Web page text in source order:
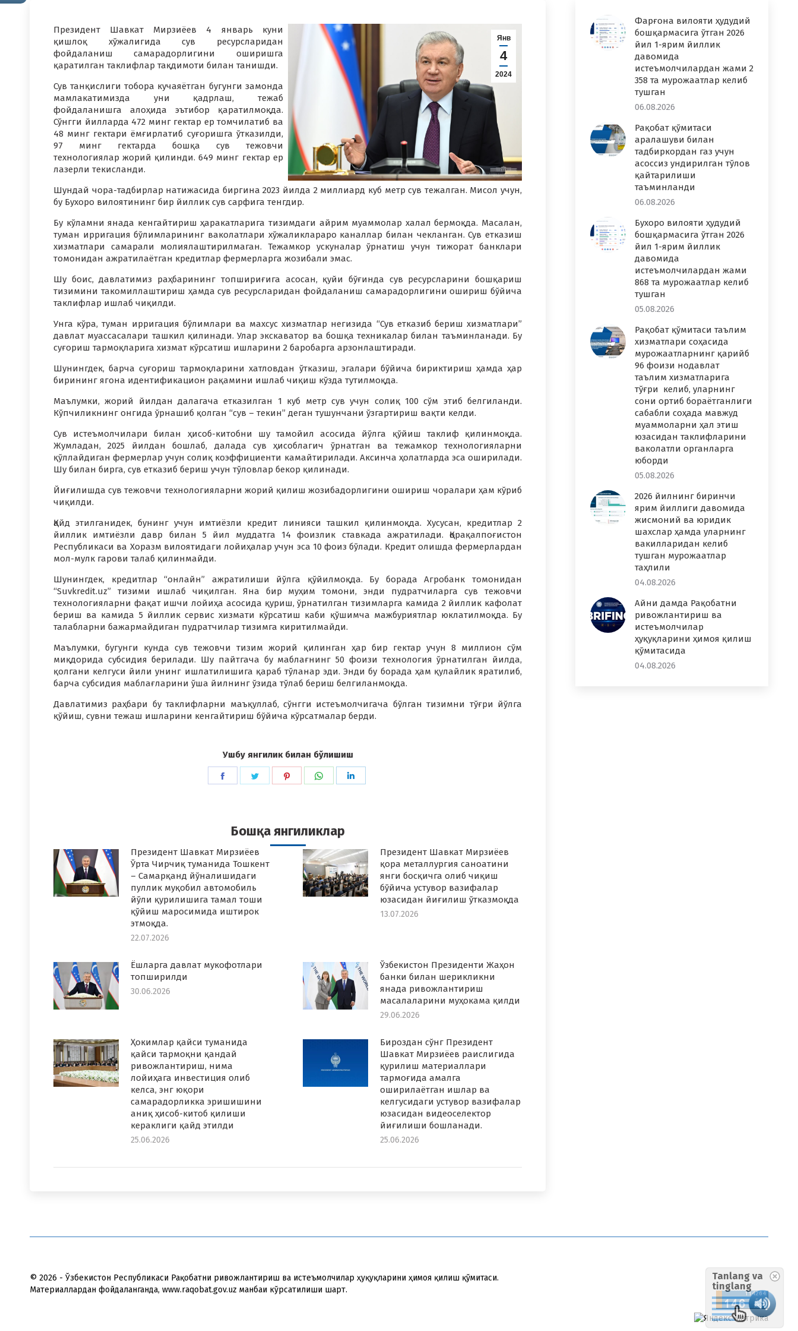
Янв
4
2024
Президент Шавкат Мирзиёев 4 январь куни
қишлоқ хўжалигида сув ресурсларидан
фойдаланиш самарадорлигини оширишга
қаратилган таклифлар тақдимоти билан танишди.
Сув танқислиги тобора кучаяётган бугунги замонда
мамлакатимизда уни қадрлаш, тежаб
фойдаланишга алоҳида эътибор қаратилмоқда.
Сўнгги йилларда 472 минг гектар ер томчилатиб ва
48 минг гектари ёмғирлатиб суғоришга ўтказилди,
97 минг гектарда бошқа сув тежовчи
технологиялар жорий қилинди. 649 минг гектар ер
лазерли текисланди.
Шундай чора-тадбирлар натижасида биргина 2023 йилда 2 миллиард куб метр сув тежалган. Мисол учун,
бу Бухоро вилоятининг бир йиллик сув сарфига тенгдир.
Бу кўламни янада кенгайтириш ҳаракатларига тизимдаги айрим муаммолар халал бермоқда. Масалан,
туман ирригация бўлимларининг ваколатлари хўжаликлараро каналлар билан чекланган. Сув етказиш
хизматлари самарали молиялаштирилмаган. Тежамкор ускуналар ўрнатиш учун тижорат банклари
томонидан ажратилаётган кредитлар фермерларга жозибали эмас.
Шу боис, давлатимиз раҳбарининг топшириғига асосан, қуйи бўғинда сув ресурсларини бошқариш
тизимини такомиллаштириш ҳамда сув ресурсларидан фойдаланиш самарадорлигини ошириш бўйича
таклифлар ишлаб чиқилди.
Унга кўра, туман ирригация бўлимлари ва махсус хизматлар негизида “Сув етказиб бериш хизматлари”
давлат муассасалари ташкил қилинади. Улар экскаватор ва бошқа техникалар билан таъминланади. Бу
суғориш тармоқларига хизмат кўрсатиш ишларини 2 баробарга арзонлаштиради.
Шунингдек, барча суғориш тармоқларини хатловдан ўтказиш, эгалари бўйича бириктириш ҳамда ҳар
бирининг ягона идентификацион рақамини ишлаб чиқиш кўзда тутилмоқда.
Маълумки, жорий йилдан далагача етказилган 1 куб метр сув учун солиқ 100 сўм этиб белгиланди.
Кўпчиликнинг онгида ўрнашиб қолган “сув – текин” деган тушунчани ўзгартириш вақти келди.
Сув истеъмолчилари билан ҳисоб-китобни шу тамойил асосида йўлга қўйиш таклиф қилинмоқда.
Жумладан, 2025 йилдан бошлаб, далада сув ҳисоблагич ўрнатган ва тежамкор технологияларни
қўллайдиган фермерлар учун солиқ коэффициенти камайтирилади. Аксинча ҳолатларда эса оширилади.
Шу билан бирга, сув етказиб бериш учун тўловлар бекор қилинади.
Йиғилишда сув тежовчи технологияларни жорий қилиш жозибадорлигини ошириш чоралари ҳам кўриб
чиқилди.
Қайд этилганидек, бунинг учун имтиёзли кредит линияси ташкил қилинмоқда. Хусусан, кредитлар 2
йиллик имтиёзли давр билан 5 йил муддатга 14 фоизлик ставкада ажратилади. Қорақалпоғистон
Республикаси ва Хоразм вилоятидаги лойиҳалар учун эса 10 фоиз бўлади. Кредит олишда фермерлардан
мол-мулк гарови талаб қилинмайди.
Шунингдек, кредитлар “онлайн” ажратилиши йўлга қўйилмоқда. Бу борада Агробанк томонидан
“Suvkredit.uz” тизими ишлаб чиқилган. Яна бир муҳим томони, энди пудратчиларга сув тежовчи
технологияларни фақат ишчи лойиҳа асосида қуриш, ўрнатилган тизимларга камида 2 йиллик кафолат
бериш ва камида 5 йиллик сервис хизмати кўрсатиш каби қўшимча мажбуриятлар юклатилмоқда. Бу
талабларни бажармайдиган пудратчилар тизимга киритилмайди.
Маълумки, бугунги кунда сув тежовчи тизим жорий қилинган ҳар бир гектар учун 8 миллион сўм
миқдорида субсидия берилади. Шу пайтгача бу маблағнинг 50 фоизи технология ўрнатилган йилда,
қолгани келгуси йили унинг ишлатилишига қараб тўланар эди. Энди бу борада ҳам қулайлик яратилиб,
барча субсидия маблағларини ўша йилнинг ўзида тўлаб бериш белгиланмоқда.
Давлатимиз раҳбари бу таклифларни маъқуллаб, сўнгги истеъмолчигача бўлган тизимни тўғри йўлга
қўйиш, сувни тежаш ишларини кенгайтириш бўйича кўрсатмалар берди.
Ушбу янгилик билан бўлишиш
Share
Share
Share
Share
Бошқа янгиликлар
Президент Шавкат Мирзиёев
Ўрта Чирчиқ туманида Тошкент
– Самарқанд йўналишидаги
пуллик муқобил автомобиль
йўли қурилишига тамал тоши
қўйиш маросимида иштирок
этмоқда.
22.07.2026
Президент Шавкат Мирзиёев
қора металлургия саноатини
янги босқичга олиб чиқиш
бўйича устувор вазифалар
юзасидан йиғилиш ўтказмоқда
13.07.2026
Ёшларга давлат мукофотлари
топширилди
30.06.2026
Ўзбекистон Президенти Жаҳон
банки билан шерикликни
янада ривожлантириш
масалаларини муҳокама қилди
29.06.2026
Ҳокимлар қайси туманида
қайси тармоқни қандай
ривожлантириш, нима
лойиҳага инвестиция олиб
келса, энг юқори
самарадорликка эришишини
аниқ ҳисоб-китоб қилиши
кераклиги қайд этилди
25.06.2026
Бироздан сўнг Президент
Шавкат Мирзиёев раислигида
қурилиш материаллари
тармоғида амалга
оширилаётган ишлар ва
келгусидаги устувор вазифалар
юзасидан видеоселектор
йиғилиши бошланади.
25.06.2026
Фарғона вилояти ҳудудий
бошқармасига ўтган 2026
йил 1-ярим йиллик
давомида
истеъмолчилардан жами 2
358 та мурожаатлар келиб
тушган
06.08.2026
Рақобат қўмитаси
аралашуви билан
тадбиркордан газ учун
асоссиз ундирилган тўлов
қайтарилиши
таъминланди
06.08.2026
Бухоро вилояти ҳудудий
бошқармасига ўтган 2026
йил 1-ярим йиллик
давомида
истеъмолчилардан жами
868 та мурожаатлар келиб
тушган
05.08.2026
Рақобат қўмитаси таълим
хизматлари соҳасида
мурожаатларнинг қарийб
96 фоизи нодавлат
таълим хизматларига
тўғри келиб, уларнинг
сони ортиб бораётганлиги
сабабли соҳада мавжуд
муаммоларни ҳал этиш
юзасидан таклифларини
ваколатли органларга
юборди
05.08.2026
2026 йилнинг биринчи
ярим йиллиги давомида
жисмоний ва юридик
шахслар ҳамда уларнинг
вакилларидан келиб
тушган мурожаатлар
таҳлили
04.08.2026
Айни дамда Рақобатни
ривожлантириш ва
истеъмолчилар
ҳуқуқларини ҳимоя қилиш
қўмитасида
04.08.2026
© 2026 - Ўзбекистон Республикаси Рақобатни ривожлантириш ва истеъмолчилар ҳуқуқларини ҳимоя қилиш қўмитаси.
Материаллардан фойдаланганда, www.raqobat.gov.uz манбаи кўрсатилиши шарт.
Tanlang va
tinglang